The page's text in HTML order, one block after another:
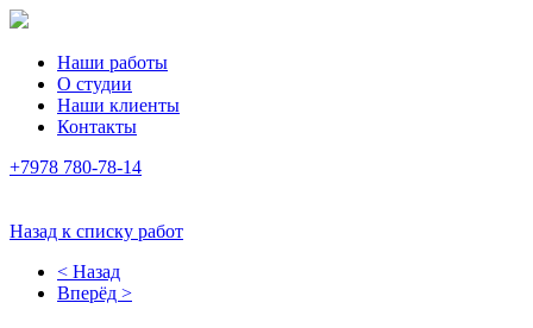
Наши работы
О студии
Наши клиенты
Контакты
+7978 780-78-14
Назад к списку работ
< Назад
Вперёд >